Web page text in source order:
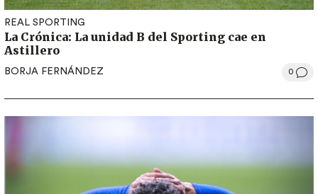
REAL SPORTING
La Crónica: La unidad B del Sporting cae en
Astillero
BORJA FERNÁNDEZ 0